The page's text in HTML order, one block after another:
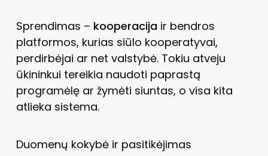
Sprendimas – kooperacijair bendros
platformos, kurias siūlo kooperatyvai,
perdirbėjai ar net valstybė. Tokiu atveju
ūkininkui tereikia naudoti paprastą
programėlę ar žymėti siuntas, o visa kita
atlieka sistema.
Duomenų kokybė ir pasitikėjimas